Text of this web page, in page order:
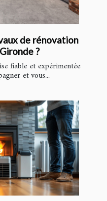
de rénovation
?
fiable et expérimentée
et vous...